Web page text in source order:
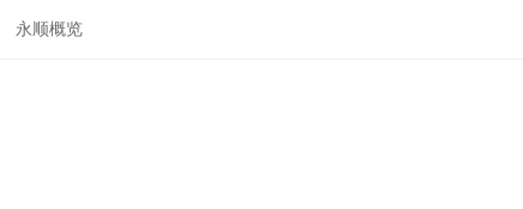
永顺概览